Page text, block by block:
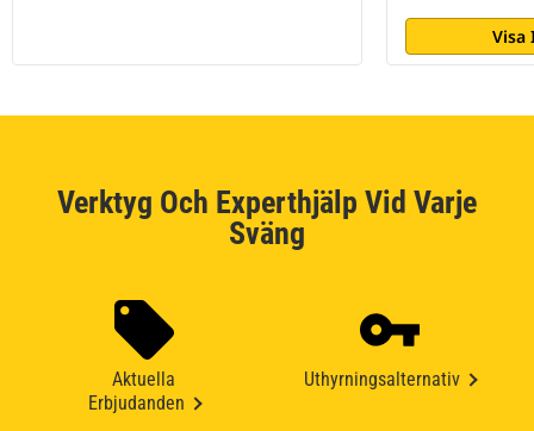
Visa
Verktyg Och Experthjälp Vid Varje
Sväng
Aktuella
Erbjudanden
Uthyrningsalternativ